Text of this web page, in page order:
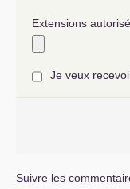
Extensions
Je veux
Suivre les